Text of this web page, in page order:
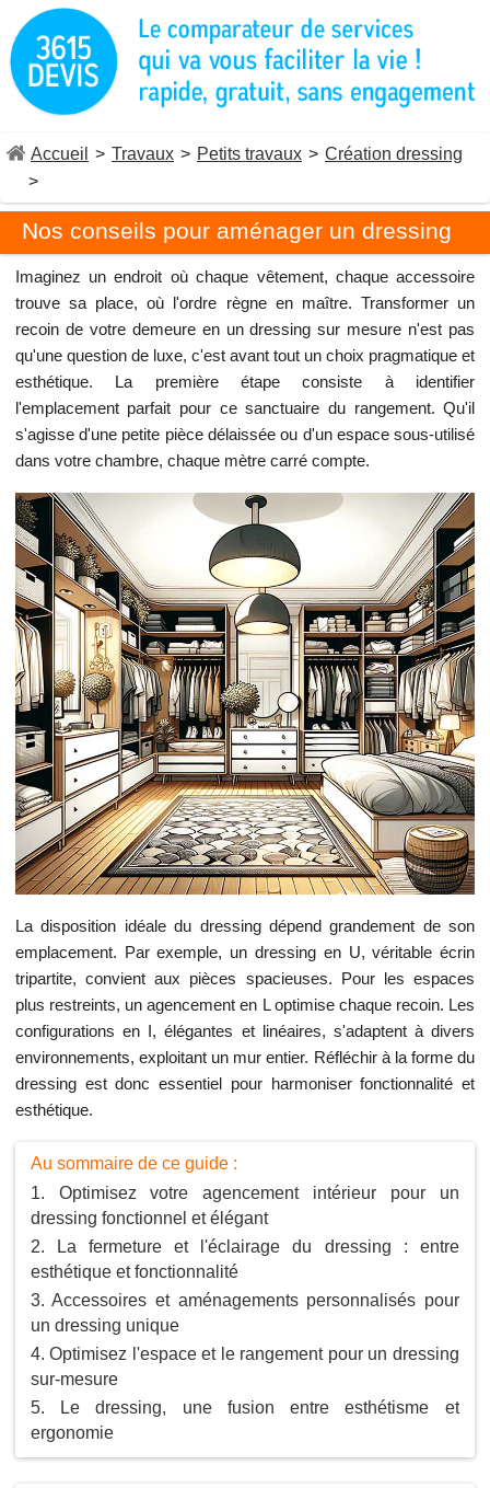
Accueil > Travaux > Petits travaux > Création dressing
>
Nos conseils pour aménager un dressing
Imaginez un endroit où chaque vêtement, chaque accessoire
trouve sa place, où l'ordre règne en maître. Transformer un
recoin de votre demeure en un dressing sur mesure n'est pas
qu'une question de luxe, c'est avant tout un choix pragmatique et
esthétique. La première étape consiste à identifier
l'emplacement parfait pour ce sanctuaire du rangement. Qu'il
s'agisse d'une petite pièce délaissée ou d'un espace sous-utilisé
dans votre chambre, chaque mètre carré compte.
La disposition idéale du dressing dépend grandement de son
emplacement. Par exemple, un dressing en U, véritable écrin
tripartite, convient aux pièces spacieuses. Pour les espaces
plus restreints, un agencement en L optimise chaque recoin. Les
configurations en I, élégantes et linéaires, s'adaptent à divers
environnements, exploitant un mur entier. Réfléchir à la forme du
dressing est donc essentiel pour harmoniser fonctionnalité et
esthétique.
Au sommaire de ce guide :
Optimisez votre agencement intérieur pour un
dressing fonctionnel et élégant
La fermeture et l'éclairage du dressing : entre
esthétique et fonctionnalité
Accessoires et aménagements personnalisés pour
un dressing unique
Optimisez l'espace et le rangement pour un dressing
sur-mesure
Le dressing, une fusion entre esthétisme et
ergonomie